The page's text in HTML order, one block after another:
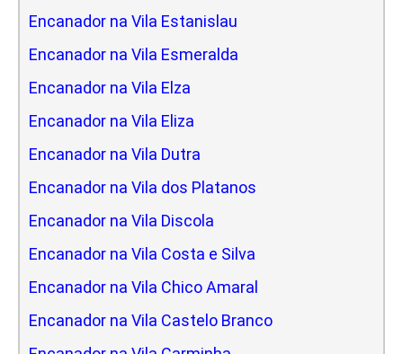
Encanador na Vila Estanislau
Encanador na Vila Esmeralda
Encanador na Vila Elza
Encanador na Vila Eliza
Encanador na Vila Dutra
Encanador na Vila dos Platanos
Encanador na Vila Discola
Encanador na Vila Costa e Silva
Encanador na Vila Chico Amaral
Encanador na Vila Castelo Branco